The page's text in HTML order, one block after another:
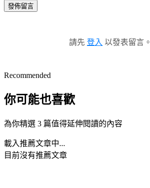
發佈留言
請先 登入 以發表留言。
Recommended
你可能也喜歡
為你精選 3 篇值得延伸閱讀的內容
載入推薦文章中...
目前沒有推薦文章